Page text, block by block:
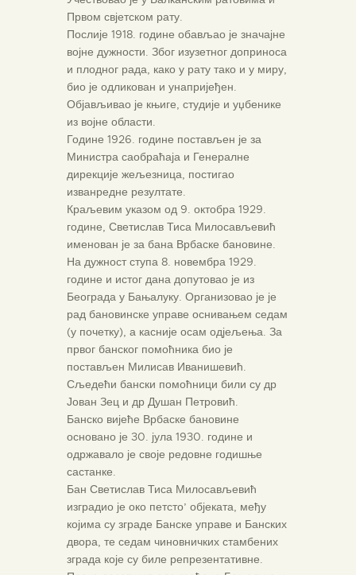
Првом свјетском рату.
Послије 1918. године обављао је значајне
војне дужности. Због изузетног доприноса
и плодног рада, како у рату тако и у миру,
био је одликован и унапријеђен.
Објављивао је књиге, студије и уџбенике
из војне области.
Године 1926. године постављен је за
Министра саобраћаја и Генералне
дирекције жељезница, постигао
изванредне резултате.
Краљевим указом од 9. октобра 1929.
године, Светислав Тиса Милосављевић
именован је за бана Врбаске бановине.
На дужност ступа 8. новембра 1929.
године и истог дана допутовао је из
Београда у Бањалуку. Организовао је је
рад бановинске управе оснивањем седам
(у почетку), а касније осам одјељења. За
првог банског помоћника био је
постављен Милисав Иванишевић.
Сљедећи бански помоћници били су др
Јован Зец и др Душан Петровић.
Банско вијеће Врбаске бановине
основано је 30. јула 1930. године и
одржавало је своје редовне годишње
састанке.
Бан Светислав Тиса Милосављевић
изградио је око петсто’ објеката, међу
којима су зграде Банске управе и Банских
двора, те седам чиновничких стамбених
зграда које су биле репрезентативне.